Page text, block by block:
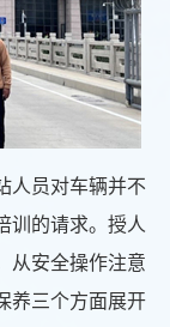
人员对车辆并不
训的请求。授人
从安全操作注意
养三个方面展开